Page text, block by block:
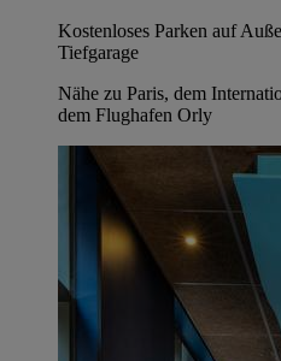
Kostenloses Parken auf
Tiefgarage
Nähe zu Paris, dem
dem Flughafen Orly